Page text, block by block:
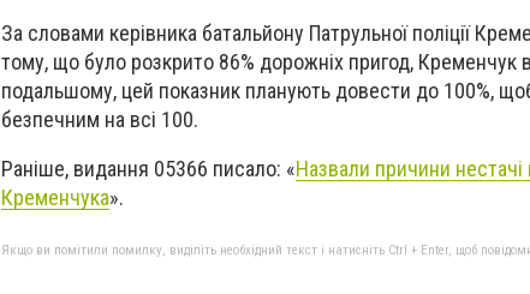
За словами керівника батальйону Патрульної поліції
тому, що було розкрито 86% дорожніх пригод,
подальшому, цей показник планують довести до 100%,
безпечним на всі 100.
Раніше, видання 05366 писало: «Назвали причини нестачі
Кременчука».
Якщо ви помітили помилку, виділіть необхідний текст і натисніть Ctrl + Enter, щоб